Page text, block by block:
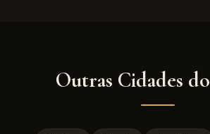
Outras Cidades do